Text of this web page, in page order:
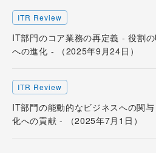
ITR Review
IT部門のコア業務の再定義 - 役割
への進化 - （2025年9月24日）
ITR Review
IT部門の能動的なビジネスへの関
化への貢献 - （2025年7月1日）